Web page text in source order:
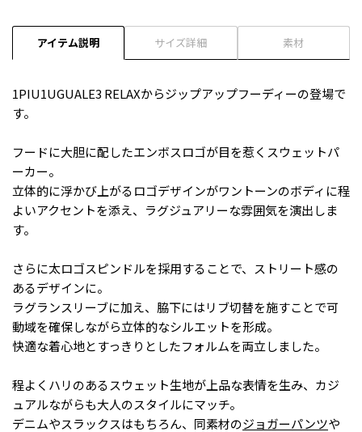
アイテム説明 サイズ詳細 素材
1PIU1UGUALE3 RELAXからジップアップフーディーの登場で
す。
フードに大胆に配したエンボスロゴが目を惹くスウェットパ
ーカー。
立体的に浮かび上がるロゴデザインがワントーンのボディに程
よいアクセントを添え、ラグジュアリーな雰囲気を演出しま
す。
さらに太ロゴスピンドルを採用することで、ストリート感の
あるデザインに。
ラグランスリーブに加え、脇下にはリブ切替を施すことで可
動域を確保しながら立体的なシルエットを形成。
快適な着心地とすっきりとしたフォルムを両立しました。
程よくハリのあるスウェット生地が上品な表情を生み、カジ
ュアルながらも大人のスタイルにマッチ。
デニムやスラックスはもちろん、同素材のジョガーパンツや